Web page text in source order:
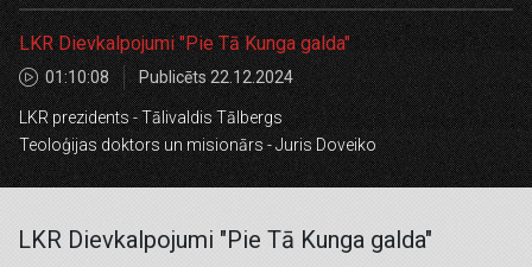
LKR Dievkalpojumi "Pie Tā Kunga galda"
01:10:08 Publicēts 22.12.2024
LKR prezidents - Tālivaldis Tālbergs
Teoloģijas doktors un misionārs - Juris Doveiko
LKR Dievkalpojumi "Pie Tā Kunga galda"